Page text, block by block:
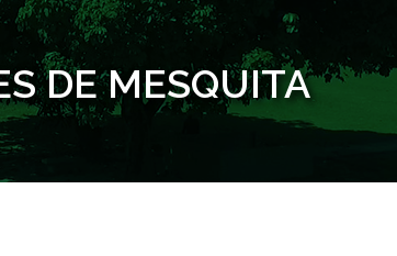
DE MESQUITA